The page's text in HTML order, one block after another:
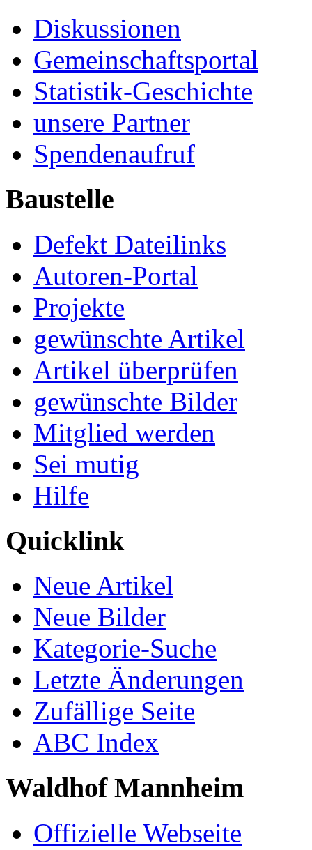
Diskussionen
Gemeinschaftsportal
Statistik-Geschichte
unsere Partner
Spendenaufruf
Baustelle
Defekt Dateilinks
Autoren-Portal
Projekte
gewünschte Artikel
Artikel überprüfen
gewünschte Bilder
Mitglied werden
Sei mutig
Hilfe
Quicklink
Neue Artikel
Neue Bilder
Kategorie-Suche
Letzte Änderungen
Zufällige Seite
ABC Index
Waldhof Mannheim
Offizielle Webseite